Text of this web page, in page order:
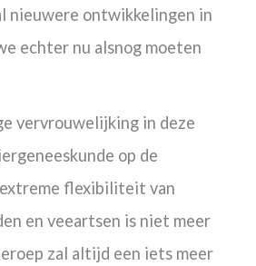
nieuwere ontwikkelingen in
echter nu alsnog moeten
vervrouwelijking in deze
op de
flexibiliteit van
en veeartsen is niet meer
zal altijd een iets meer